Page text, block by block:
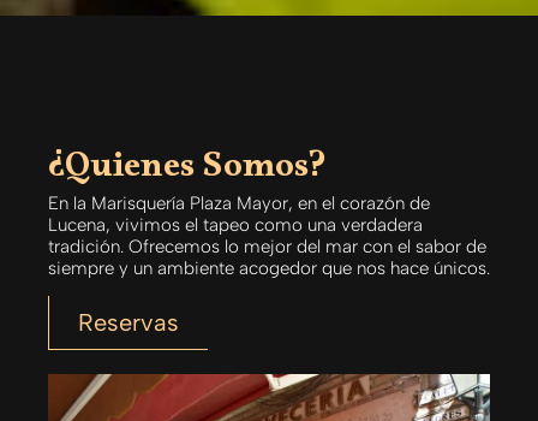
¿Quienes Somos?
En la Marisquería Plaza Mayor, en el corazón de
Lucena, vivimos el tapeo como una verdadera
tradición. Ofrecemos lo mejor del mar con el sabor de
siempre y un ambiente acogedor que nos hace únicos.
Reservas